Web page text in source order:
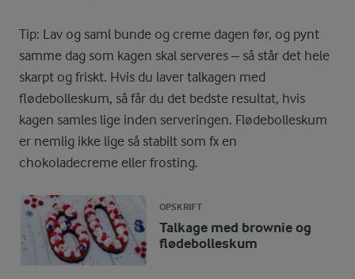
Tip: Lav og saml bunde og creme dagen før, og pynt
samme dag som kagen skal serveres – så står det hele
skarpt og friskt. Hvis du laver talkagen med
flødebolleskum, så får du det bedste resultat, hvis
kagen samles lige inden serveringen. Flødebolleskum
er nemlig ikke lige så stabilt som fx en
chokoladecreme eller frosting.
OPSKRIFT
Talkage med brownie og
flødebolleskum